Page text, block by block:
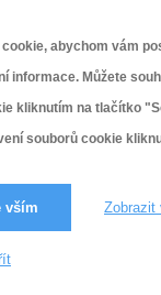
abychom vám
informace. Můžete
kliknutím na tlačítko
souborů cookie
vším Zobrazit
–
Letní kino
Fylm